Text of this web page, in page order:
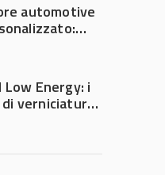
automotive
ingegneria
Low Energy: i
di verniciatura
e costi in